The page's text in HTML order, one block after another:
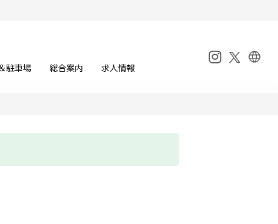
駐車場 総合案内 求人情報